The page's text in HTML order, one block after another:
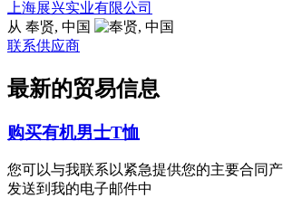
上海展兴实业有限公司
从 奉贤, 中国
联系供应商
最新的贸易信息
购买有机男士T恤
您可以与我联系以紧急提供您的主要合同
发送到我的电子邮件中